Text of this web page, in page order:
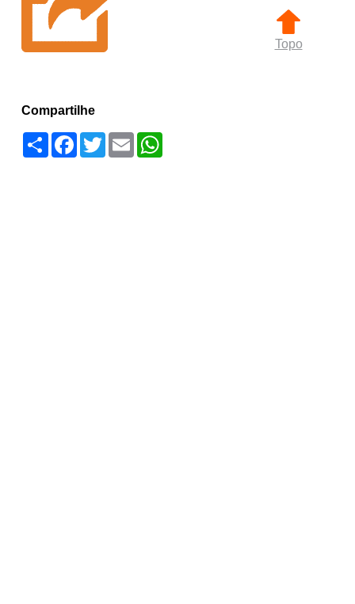
Topo
Compartilhe
Compartilhar
Facebook
TwitterEmailWhatsApp